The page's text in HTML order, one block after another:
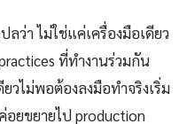
ลว่า ไม่ใช่แค่เครื่องมือเดียว
ที่ทำงานร่วมกัน
วไม่พอต้องลงมือทำจริงเริ่ม
อยขยายไป production